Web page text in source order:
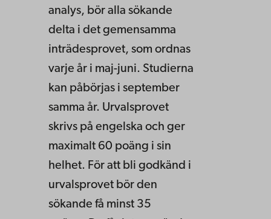
analys, bör alla sökande
delta i det gemensamma
inträdesprovet, som ordnas
varje år i maj-juni. Studierna
kan påbörjas i september
samma år. Urvalsprovet
skrivs på engelska och ger
maximalt 60 poäng i sin
helhet. För att bli godkänd i
urvalsprovet bör den
sökande få minst 35